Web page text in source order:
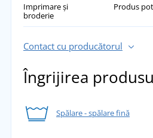
Imprimare și
broderie
Produs
Contact cu producătorul
Îngrijirea
Spălare - spălare fină